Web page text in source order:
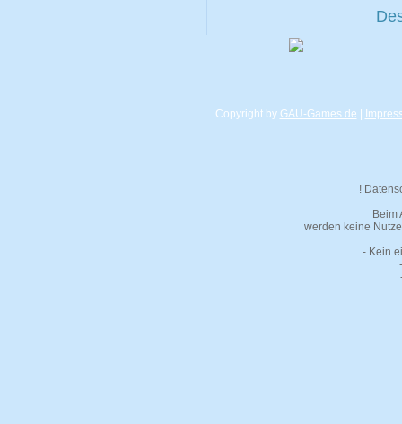
Copyright by GAU-Games.de
!
Beim
werden keine
- Kein